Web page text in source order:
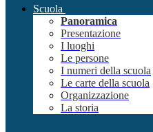
Scuola
Panoramica
Presentazione
I luoghi
Le persone
I numeri della scuola
Le carte della scuola
Organizzazione
La storia